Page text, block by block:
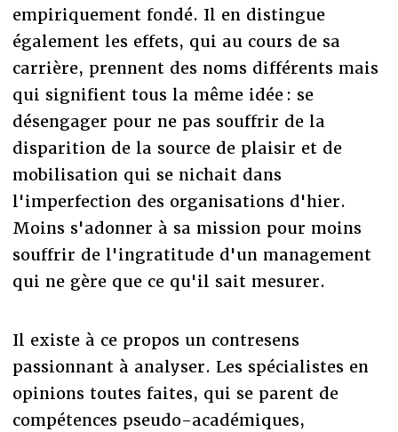
empiriquement fondé. Il en distingue
également les effets, qui au cours de sa
carrière, prennent des noms différents mais
qui signifient tous la même idée : se
désengager pour ne pas souffrir de la
disparition de la source de plaisir et de
mobilisation qui se nichait dans
l'imperfection des organisations d'hier.
Moins s'adonner à sa mission pour moins
souffrir de l'ingratitude d'un management
qui ne gère que ce qu'il sait mesurer.
Il existe à ce propos un contresens
passionnant à analyser. Les spécialistes en
opinions toutes faites, qui se parent de
compétences pseudo-académiques,